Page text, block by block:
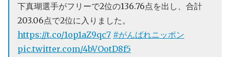
下真瑚選手がフリーで2位の136.76点を出し、合計
203.06点で2位に入りました。
https://t.co/1op1aZ9qc7 #がんばれニッポン
pic.twitter.com/4bVOotD8f5